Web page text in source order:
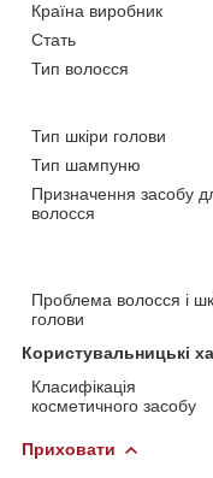
Країна виробник
Стать
Тип волосся
Тип шкіри голови
Тип шампуню
Призначення засобу
волосся
Проблема волосся і
голови
Користувальницькі
Класифікація
косметичного засобу
Приховати